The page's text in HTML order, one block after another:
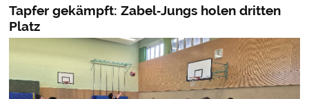
Tapfer gekämpft: Zabel‑Jungs holen dritten
Platz